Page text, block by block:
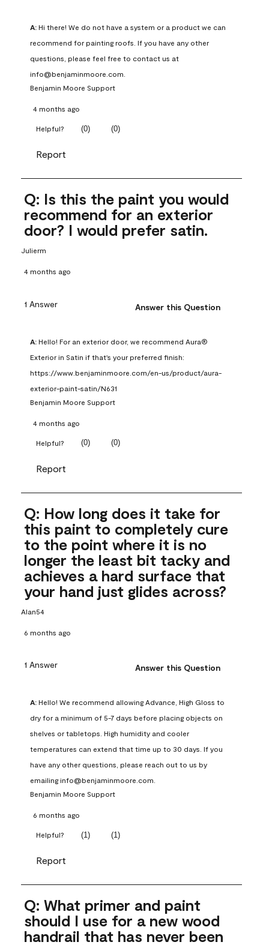
A: Hi there! We do not have a system or a product we can
recommend for painting roofs. If you have any other
questions, please feel free to contact us at
info@benjaminmoore.com.
Benjamin Moore Support
4 months ago
Helpful? (0) (0)
Report
Q: Is this the paint you would
recommend for an exterior
door? I would prefer satin.
Julierm
4 months ago
1 Answer Answer this Question
A: Hello! For an exterior door, we recommend Aura®
Exterior in Satin if that's your preferred finish:
https://www.benjaminmoore.com/en-us/product/aura-
exterior-paint-satin/N631
Benjamin Moore Support
4 months ago
Helpful? (0) (0)
Report
Q: How long does it take for
this paint to completely cure
to the point where it is no
longer the least bit tacky and
achieves a hard surface that
your hand just glides across?
Alan54
6 months ago
1 Answer Answer this Question
A: Hello! We recommend allowing Advance, High Gloss to
dry for a minimum of 5-7 days before placing objects on
shelves or tabletops. High humidity and cooler
temperatures can extend that time up to 30 days. If you
have any other questions, please reach out to us by
emailing info@benjaminmoore.com.
Benjamin Moore Support
6 months ago
Helpful? (1) (1)
Report
Q: What primer and paint
should I use for a new wood
handrail that has never been